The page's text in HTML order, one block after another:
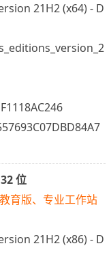
21H2 (x64) - D
位
育版、专业工作站
21H2 (x86) - D